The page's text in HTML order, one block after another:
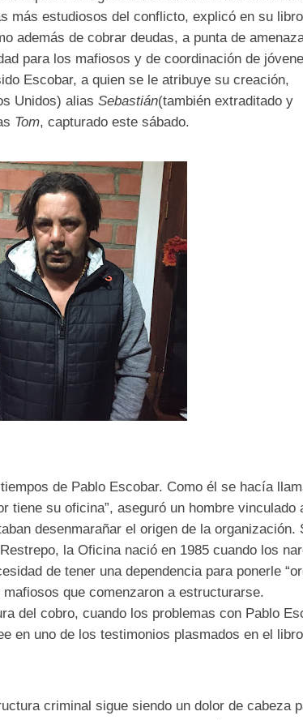
más estudiosos del conflicto, explicó en su libro
además de cobrar deudas, a punta de
para los mafiosos y de coordinación de
Escobar, a quien se le atribuye su creación,
Unidos) alias Sebastián(también extraditado y
Tom, capturado este sábado.
de Pablo Escobar. Como él se hacía
tiene su oficina”, aseguró un hombre vinculado
desenmarañar el origen de la organización.
la Oficina nació en 1985 cuando los
de tener una dependencia para ponerle
que comenzaron a estructurarse.
del cobro, cuando los problemas con Pablo
en uno de los testimonios plasmados en el
criminal sigue siendo un dolor de cabeza